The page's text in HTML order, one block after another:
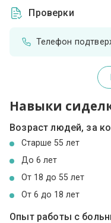
Проверки
Телефон
Навыки
Возраст людей, за
Cтарше 55 лет
До 6 лет
От 18 до 55 лет
От 6 до 18 лет
Опыт работы с